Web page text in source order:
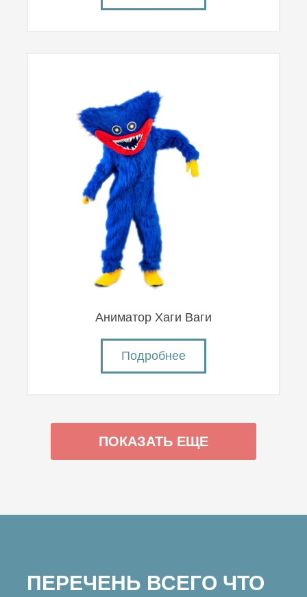
Аниматор Хаги Ваги
Подробнее
ПОКАЗАТЬ ЕЩЕ
ПЕРЕЧЕНЬ ВСЕГО ЧТО